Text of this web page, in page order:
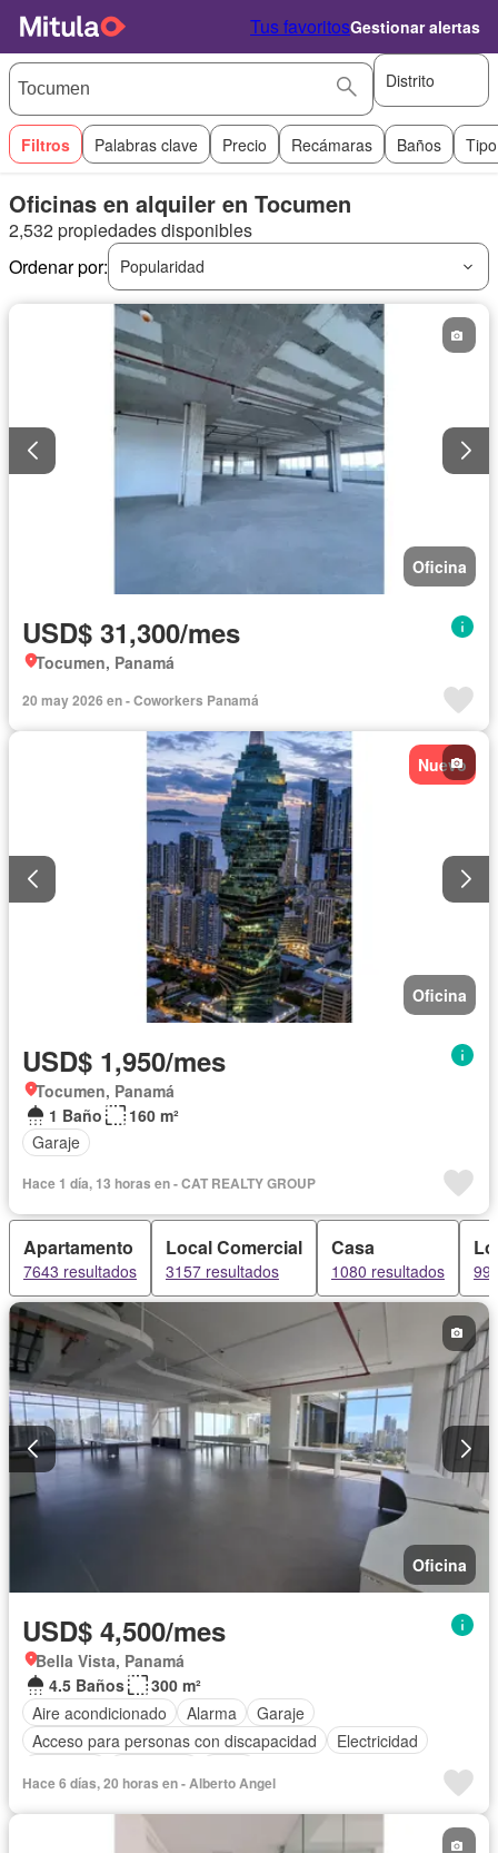
Tus favoritosGestionar alertas
Distrito
Filtros Palabras clave Precio Recámaras Baños
Oficinas en alquiler en Tocumen
2,532 propiedades disponibles
Ordenar por:
Popularidad
Oficina
USD$ 31,300/mes
Tocumen, Panamá
20 may 2026 en - Coworkers Panamá
Nuevo
Oficina
USD$ 1,950/mes
Tocumen, Panamá
1 Baño
160 m²
Garaje
Hace 1 día, 13 horas en - CAT REALTY GROUP
Apartamento
7643 resultados
Local Comercial
3157 resultados
Casa
1080 resultados
Oficina
USD$ 4,500/mes
Bella Vista, Panamá
4.5 Baños
300 m²
Aire acondicionado
Alarma
Garaje
Acceso para personas con discapacidad
Electricidad
Hace 6 días, 20 horas en - Alberto Angel